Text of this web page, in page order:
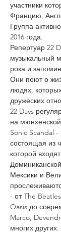
участники
Францию,
Группа
2016 года.
Репертуар 22
музыкальный
рока и
Они поют о
людях,
дружеских
22 Days
на
Sonic Scandal
состоящая из
которой
Мексики и
- от The
Oasis до
Marco,
многих